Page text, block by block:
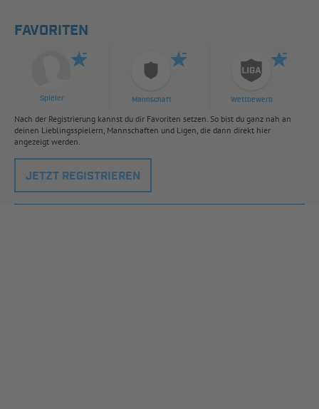
FAVORITEN
Spieler Mannschaft Wettbewerb
Nach der Registrierung kannst du dir Favoriten setzen. So bist du ganz nah an
deinen Lieblingsspielern, Mannschaften und Ligen, die dann direkt hier
angezeigt werden.
JETZT REGISTRIEREN